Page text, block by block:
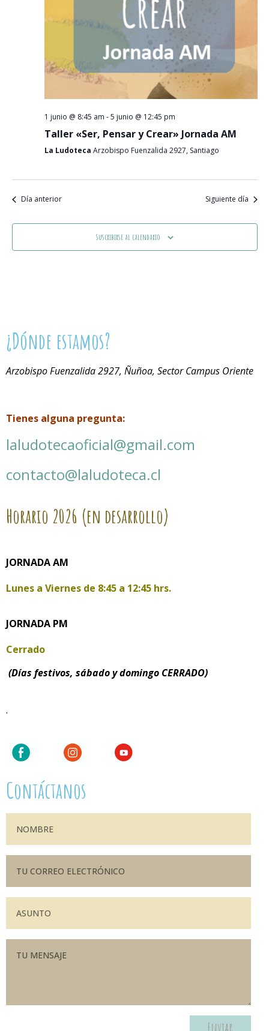
1 junio @ 8:45 am -5 junio @ 12:45 pm
Taller «Ser, Pensar y Crear» Jornada AM
La Ludoteca Arzobispo Fuenzalida 2927, Santiago
Día anterior Siguiente día
Suscribirse al calendario
¿Dónde estamos?
Arzobispo Fuenzalida 2927, Ñuñoa, Sector Campus Oriente
Tienes alguna pregunta:
laludotecaoficial@gmail.com
contacto@laludoteca.cl
Horario 2026 (en desarrollo)
JORNADA AM
Lunes a Viernes de 8:45 a 12:45 hrs.
JORNADA PM
Cerrado
(Días festivos, sábado y domingo CERRADO)
.
Contáctanos
Enviar